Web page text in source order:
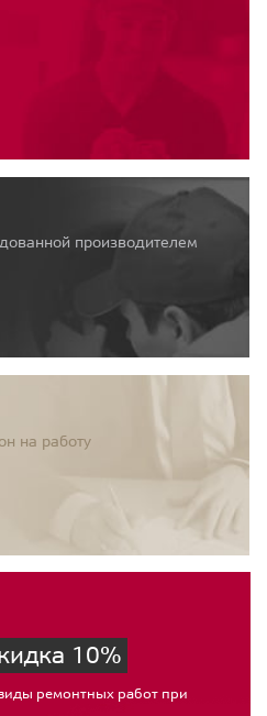
производителем
на работу
10%
ремонтных работ при